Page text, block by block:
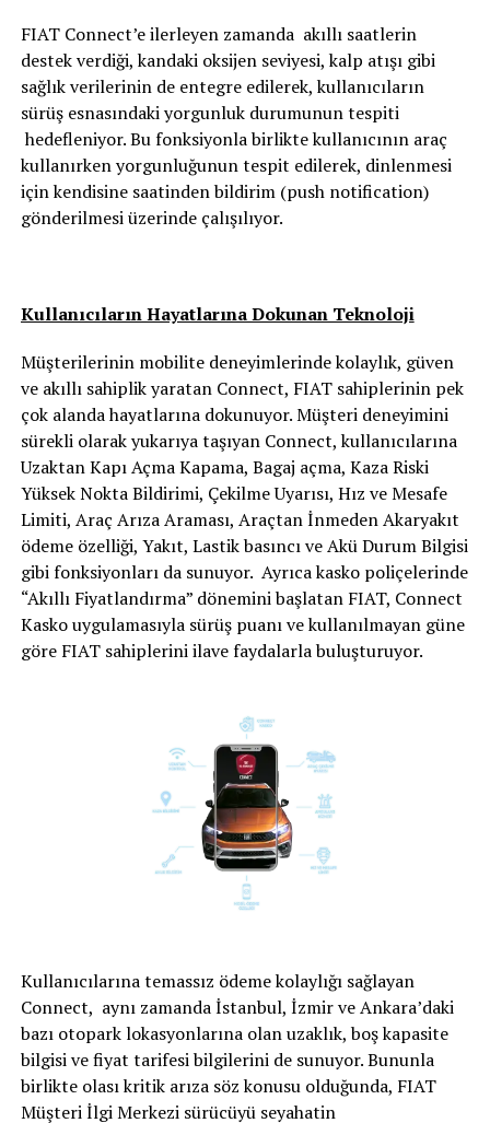
FIAT Connect’e ilerleyen zamanda akıllı saatlerin
destek verdiği, kandaki oksijen seviyesi, kalp atışı gibi
sağlık verilerinin de entegre edilerek, kullanıcıların
sürüş esnasındaki yorgunluk durumunun tespiti
hedefleniyor. Bu fonksiyonla birlikte kullanıcının araç
kullanırken yorgunluğunun tespit edilerek, dinlenmesi
için kendisine saatinden bildirim (push notification)
gönderilmesi üzerinde çalışılıyor.
Kullanıcıların Hayatlarına Dokunan Teknoloji
Müşterilerinin mobilite deneyimlerinde kolaylık, güven
ve akıllı sahiplik yaratan Connect, FIAT sahiplerinin pek
çok alanda hayatlarına dokunuyor. Müşteri deneyimini
sürekli olarak yukarıya taşıyan Connect, kullanıcılarına
Uzaktan Kapı Açma Kapama, Bagaj açma, Kaza Riski
Yüksek Nokta Bildirimi, Çekilme Uyarısı, Hız ve Mesafe
Limiti, Araç Arıza Araması, Araçtan İnmeden Akaryakıt
ödeme özelliği, Yakıt, Lastik basıncı ve Akü Durum Bilgisi
gibi fonksiyonları da sunuyor. Ayrıca kasko poliçelerinde
“Akıllı Fiyatlandırma” dönemini başlatan FIAT, Connect
Kasko uygulamasıyla sürüş puanı ve kullanılmayan güne
göre FIAT sahiplerini ilave faydalarla buluşturuyor.
Kullanıcılarına temassız ödeme kolaylığı sağlayan
Connect, aynı zamanda İstanbul, İzmir ve Ankara’daki
bazı otopark lokasyonlarına olan uzaklık, boş kapasite
bilgisi ve fiyat tarifesi bilgilerini de sunuyor. Bununla
birlikte olası kritik arıza söz konusu olduğunda, FIAT
Müşteri İlgi Merkezi sürücüyü seyahatin